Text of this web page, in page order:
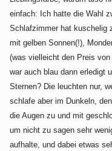
einfach: Ich hatte die Wahl
Schlafzimmer hat kuschelig
mit gelben Sonnen(!),
(was vielleicht den Preis
war auch blau dann erledigt
Sternen? Die leuchten nur,
schlafe aber im Dunkeln,
die Augen zu und mit
um nicht zu sagen sehr
aufhalte, und dabei etwas